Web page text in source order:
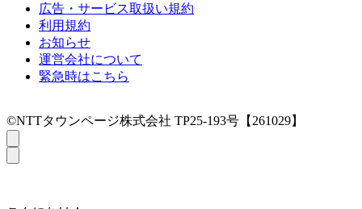
広告・サービス取扱い規約
利用規約
お知らせ
運営会社について
緊急時はこちら
©NTTタウンページ株式会社 TP25-193号【261029】